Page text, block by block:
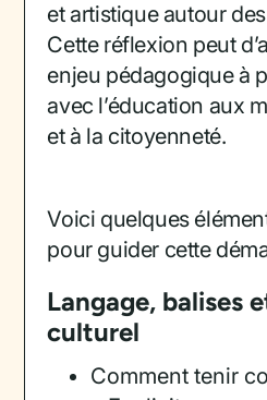
et artistique autour
Cette réflexion peut
enjeu pédagogique à
avec l’éducation aux
et à la citoyenneté.
Voici quelques
pour guider cette
Langage, balises
culturel
Comment tenir